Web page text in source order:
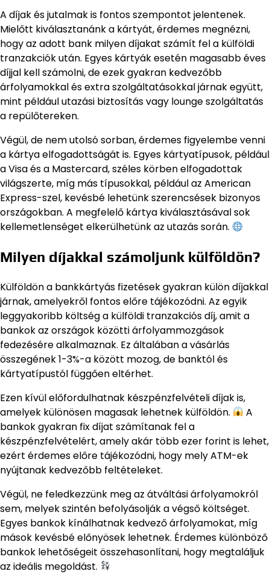
A díjak és jutalmak is fontos szempontot jelentenek.
Mielőtt kiválasztanánk a kártyát, érdemes megnézni,
hogy az adott bank milyen díjakat számít fel a külföldi
tranzakciók után. Egyes kártyák esetén magasabb éves
díjjal kell számolni, de ezek gyakran kedvezőbb
árfolyamokkal és extra szolgáltatásokkal járnak együtt,
mint például utazási biztosítás vagy lounge szolgáltatás
a repülőtereken.
Végül, de nem utolsó sorban, érdemes figyelembe venni
a kártya elfogadottságát is. Egyes kártyatípusok, például
a Visa és a Mastercard, széles körben elfogadottak
világszerte, míg más típusokkal, például az American
Express-szel, kevésbé lehetünk szerencsések bizonyos
országokban. A megfelelő kártya kiválasztásával sok
kellemetlenséget elkerülhetünk az utazás során.
Milyen díjakkal számoljunk külföldön?
Külföldön a bankkártyás fizetések gyakran külön díjakkal
járnak, amelyekről fontos előre tájékozódni. Az egyik
leggyakoribb költség a külföldi tranzakciós díj, amit a
bankok az országok közötti árfolyammozgások
fedezésére alkalmaznak. Ez általában a vásárlás
összegének 1-3%-a között mozog, de banktól és
kártyatípustól függően eltérhet.
Ezen kívül előfordulhatnak készpénzfelvételi díjak is,
amelyek különösen magasak lehetnek külföldön.
A
bankok gyakran fix díjat számítanak fel a
készpénzfelvételért, amely akár több ezer forint is lehet,
ezért érdemes előre tájékozódni, hogy mely ATM-ek
nyújtanak kedvezőbb feltételeket.
Végül, ne feledkezzünk meg az átváltási árfolyamokról
sem, melyek szintén befolyásolják a végső költséget.
Egyes bankok kínálhatnak kedvező árfolyamokat, míg
mások kevésbé előnyösek lehetnek. Érdemes különböző
bankok lehetőségeit összehasonlítani, hogy megtaláljuk
az ideális megoldást.